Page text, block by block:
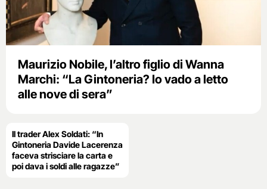
Maurizio Nobile, l’altro figlio di Wanna
Marchi: “La Gintoneria? Io vado a letto
alle nove di sera”
Il trader Alex Soldati: “In
Gintoneria Davide Lacerenza
faceva strisciare la carta e
poi dava i soldi alle ragazze”